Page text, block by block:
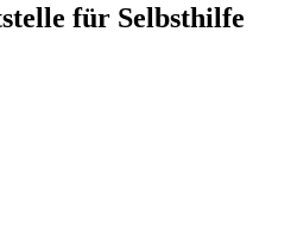
für Selbsthilfe